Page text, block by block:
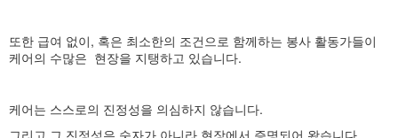
또한 급여 없이, 혹은 최소한의 조건으로 함께하는 봉사 활동가들이
케어의 수많은 현장을 지탱하고 있습니다.
케어는 스스로의 진정성을 의심하지 않습니다.